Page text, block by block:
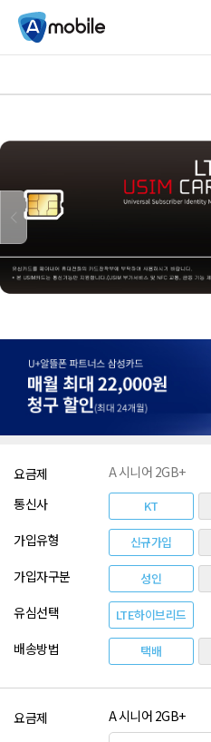
요금제
A 시니어 2GB+
통신사
KT
가입유형 신규가입
가입자구분 성인
유심선택 LTE하이브리드
배송방법 택배
요금제 A 시니어 2GB+